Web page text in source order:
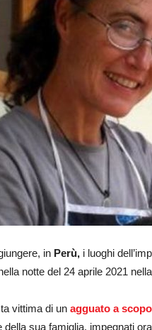
in Perù, i luoghi
notte del 24 aprile 2021
vittima di un agguato a
della sua famiglia, impegnati